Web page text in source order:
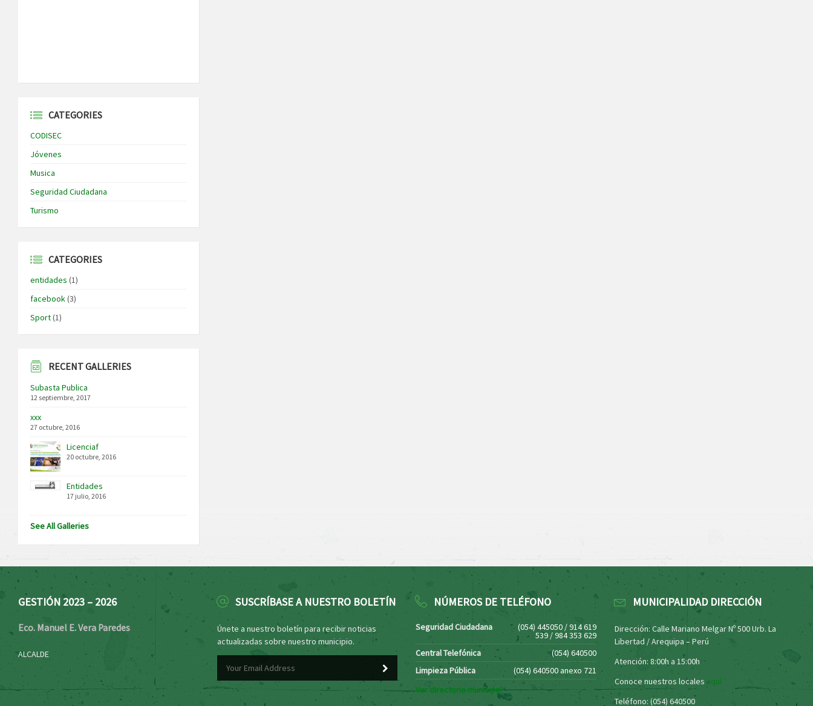
CATEGORIES
CODISEC
Jóvenes
Musica
Seguridad Ciudadana
Turismo
CATEGORIES
entidades (1)
facebook(3)
Sport(1)
RECENT GALLERIES
Subasta Publica
12 septiembre, 2017
xxx
27 octubre, 2016
Licenciaf
20 octubre, 2016
Entidades
17 julio, 2016
See All Galleries
GESTIÓN 2023 – 2026
Eco. Manuel E. Vera Paredes
ALCALDE
SUSCRÍBASE A NUESTRO BOLETÍN
Únete a nuestro boletín para recibir noticias
actualizadas sobre nuestro municipio.
NÚMEROS DE TELÉFONO
Seguridad Ciudadana (054) 445050 / 914 619
539 / 984 353 629
Central Telefónica
(054) 640500
Limpieza Pública
(054) 640500 anexo 721
Ver directorio municipal
MUNICIPALIDAD DIRECCIÓN
Dirección: Calle Mariano Melgar Nº 500 Urb. La
Libertad / Arequipa – Perú
Atención: 8:00h a 15:00h
Conoce nuestros locales aquí
Teléfono: (054) 640500